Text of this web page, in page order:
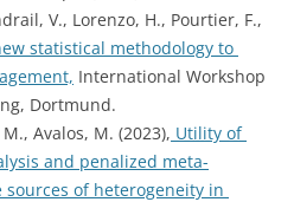
V., Lorenzo, H., Pourtier, F.,
statistical methodology to
International Workshop
Dortmund.
Avalos, M. (2023), Utility of
and penalized meta-
of heterogeneity in